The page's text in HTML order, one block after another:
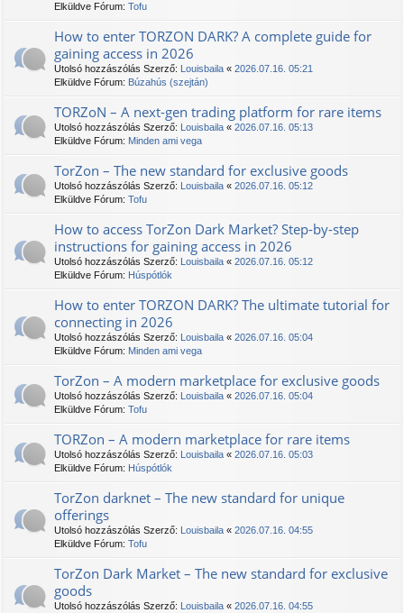
Elküldve Fórum: Tofu
How to enter TORZON DARK? A complete guide for
gaining access in 2026
Utolsó hozzászólás Szerző: Louisbaila « 2026.07.16. 05:21
Elküldve Fórum: Búzahús (szejtán)
TORZoN – A next-gen trading platform for rare items
Utolsó hozzászólás Szerző: Louisbaila « 2026.07.16. 05:13
Elküldve Fórum: Minden ami vega
TorZon – The new standard for exclusive goods
Utolsó hozzászólás Szerző: Louisbaila « 2026.07.16. 05:12
Elküldve Fórum: Tofu
How to access TorZon Dark Market? Step-by-step
instructions for gaining access in 2026
Utolsó hozzászólás Szerző: Louisbaila « 2026.07.16. 05:12
Elküldve Fórum: Húspótlók
How to enter TORZON DARK? The ultimate tutorial for
connecting in 2026
Utolsó hozzászólás Szerző: Louisbaila « 2026.07.16. 05:04
Elküldve Fórum: Minden ami vega
TorZon – A modern marketplace for exclusive goods
Utolsó hozzászólás Szerző: Louisbaila « 2026.07.16. 05:04
Elküldve Fórum: Tofu
TORZon – A modern marketplace for rare items
Utolsó hozzászólás Szerző: Louisbaila « 2026.07.16. 05:03
Elküldve Fórum: Húspótlók
TorZon darknet – The new standard for unique
offerings
Utolsó hozzászólás Szerző: Louisbaila « 2026.07.16. 04:55
Elküldve Fórum: Tofu
TorZon Dark Market – The new standard for exclusive
goods
Utolsó hozzászólás Szerző: Louisbaila « 2026.07.16. 04:55